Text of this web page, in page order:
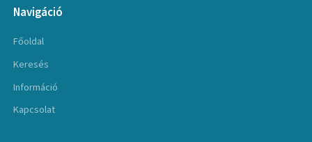
Navigáció
Főoldal
Keresés
Információ
Kapcsolat